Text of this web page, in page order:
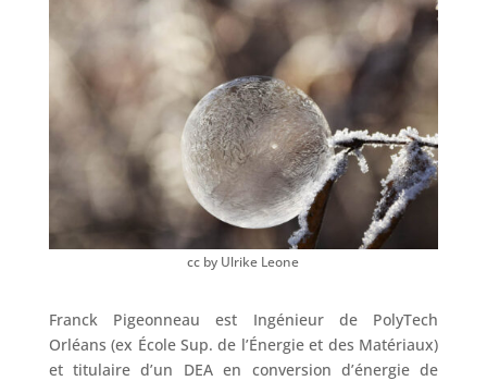
cc by Ulrike Leone
Franck Pigeonneau est Ingénieur de PolyTech
Orléans (ex École Sup. de l’Énergie et des Matériaux)
et titulaire d’un DEA en conversion d’énergie de